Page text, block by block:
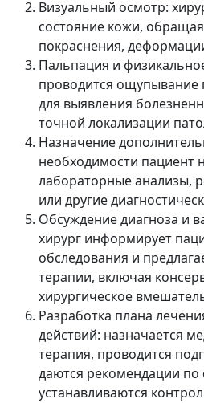
Визуальный осмотр:
состояние кожи,
покраснения,
Пальпация и
проводится ощупывание
для выявления
точной локализации
Назначение
необходимости пациент
лабораторные анализы,
или другие
Обсуждение диагноза и
хирург информирует
обследования и
терапии, включая
хирургическое
Разработка плана
действий: назначается
терапия, проводится
даются рекомендации по
устанавливаются